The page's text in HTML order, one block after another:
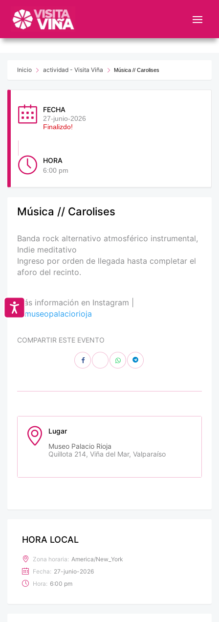
este
web
sistema
Accesibilidad
Inicio actividad - Visita Viña Música // Carolises
FECHA
27-junio-2026
Finalizdo!
HORA
6:00 pm
Música // Carolises
Banda rock alternativo atmosférico instrumental,
Indie meditativo
Ingreso por orden de llegada hasta completar el
aforo del recinto.
Más información en Instagram |
@museopalaciorioja
COMPARTIR ESTE EVENTO
Lugar
Museo Palacio Rioja
Quillota 214, Viña del Mar, Valparaíso
HORA LOCAL
Zona horaria: America/New_York
Fecha: 27-junio-2026
Hora: 6:00 pm